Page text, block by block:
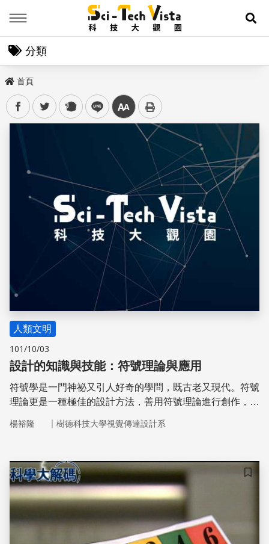
展
分類
首頁
facebooktwitter plurk line 中
儲存
人類文明
101/10/03
設計的知識與技能：符號理論與應用
符號學是一門神祕又引人好奇的學問，既古老又現代。符號
理論更是一種極佳的設計方法，善用符號理論進行創作，可
楊裕隆 ｜ 樹德科技大學視覺傳達設計系
儲存